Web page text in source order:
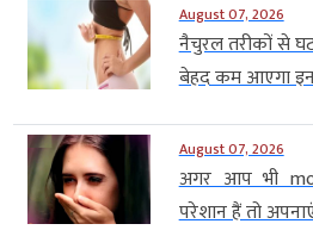
August 07, 2026
नैचुरल तरीकों से
बेहद कम आएगा इन
August 07, 2026
अगर आप भी
परेशान हैं तो